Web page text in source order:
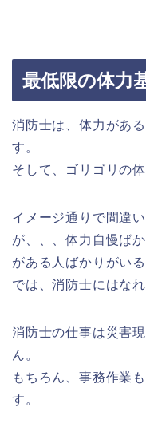
最低限の体力
消防士は、体力があ
す。
そして、ゴリゴリの体
イメージ通りで間違い
が、、、体力自慢ば
がある人ばかりがい
では、消防士にはな
消防士の仕事は災害
ん。
もちろん、事務作業
す。